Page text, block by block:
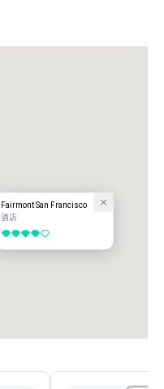
Fairmont San Francisco
酒店
4/5